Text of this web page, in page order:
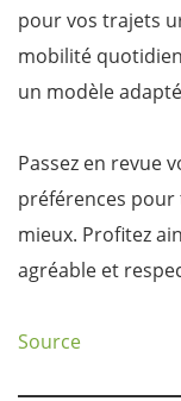
pour vos trajets
mobilité
un modèle
Passez en revue
préférences pour
mieux. Profitez
agréable et
Source